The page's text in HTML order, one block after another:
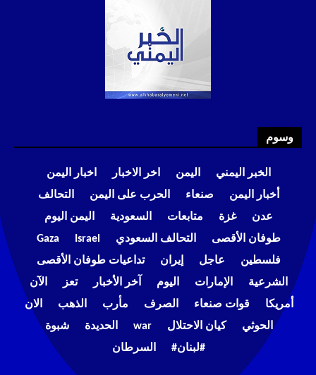
وسوم
الخبر اليمني اليمن اخر الاخبار
اخبار اليمن
أخبار اليمن
صنعاء الحرب على اليمن
التحالف
عدن
غزة متابعات السعودية
اليمن اليوم
طوفان الأقصى
التحالف السعودي Israel
Gaza
فلسطين
عاجل إيران
تداعيات طوفان الأقصى
الشرعية
الإمارات اليوم آخر الأخبار تعز
الآن
أمريكا
قوات صنعاء الصرف مأرب الذهب
الان
الحوثي
كيان الاحتلال war الحديدة
شبوة
#لبنان#
السرطان